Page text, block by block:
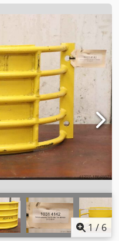
1 /6